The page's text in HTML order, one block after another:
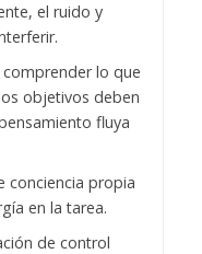
el ruido y
lo que
objetivos deben
fluya
conciencia propia
en la tarea.
de control